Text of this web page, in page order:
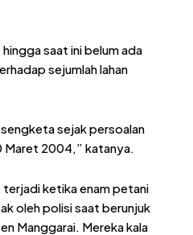
saat ini belum ada
sejumlah lahan
sejak persoalan
Maret 2004,” katanya.
terjadi ketika enam petani
oleh polisi saat berunjuk
Manggarai. Mereka kala